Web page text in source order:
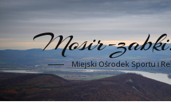
Mosir-
Miejski Ośrodek Sportu i